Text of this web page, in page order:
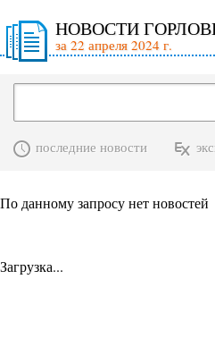
НОВОСТИ
за 22 апреля 2024 г.
последние новости
По данному запросу нет новостей
Загрузка...